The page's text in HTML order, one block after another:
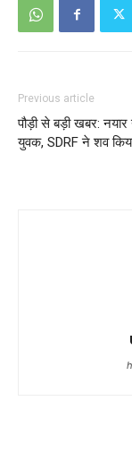
Previous article
पौड़ी से बड़ी खबर: नयार
युवक, SDRF ने शव